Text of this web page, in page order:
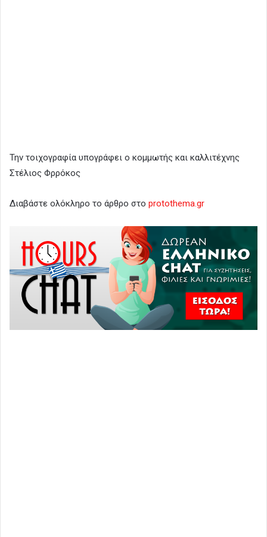
Την τοιχογραφία υπογράφει ο κομμωτής και καλλιτέχνης
Στέλιος Φρρόκος
Διαβάστε ολόκληρο το άρθρο στο protothema.gr